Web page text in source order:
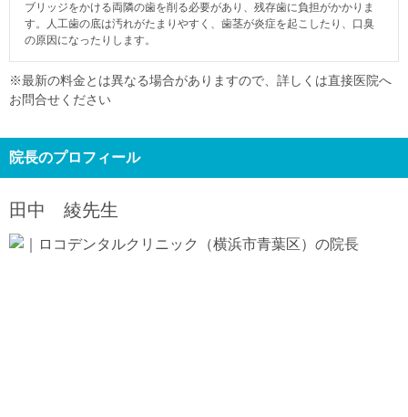
ブリッジをかける両隣の歯を削る必要があり、残存歯に負担がかかりま
す。人工歯の底は汚れがたまりやすく、歯茎が炎症を起こしたり、口臭
の原因になったりします。
※最新の料金とは異なる場合がありますので、詳しくは直接医院へ
お問合せください
院長のプロフィール
田中 綾先生